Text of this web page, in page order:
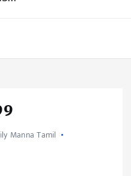
Manna Tamil